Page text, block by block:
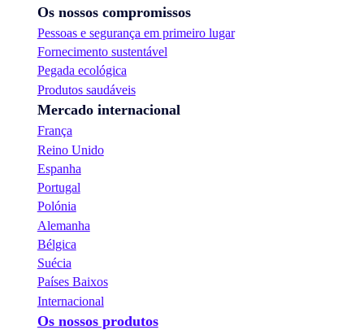
Os nossos compromissos
Pessoas e segurança em primeiro lugar
Fornecimento sustentável
Pegada ecológica
Produtos saudáveis
Mercado internacional
França
Reino Unido
Espanha
Portugal
Polónia
Alemanha
Bélgica
Suécia
Países Baixos
Internacional
Os nossos produtos